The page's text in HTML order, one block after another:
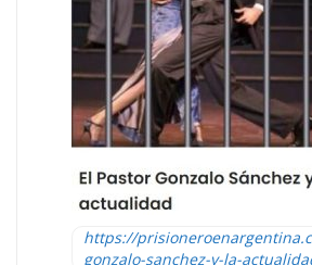
https://
gonzalo-sanchez-y-la-